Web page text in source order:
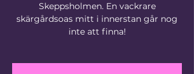
Skeppsholmen. En vackrare
skärgårdsoas mitt i innerstan går nog
inte att finna!